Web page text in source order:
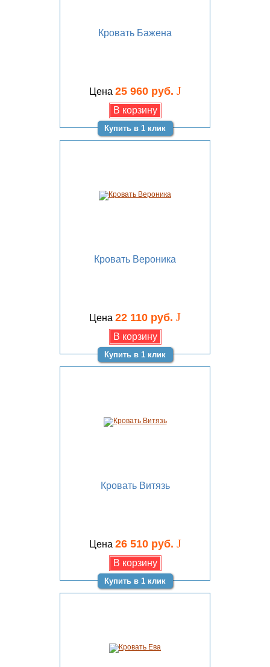
Кровать Бажена
Цена 25 960 руб. J
Купить в 1 клик
Кровать Вероника
Цена 22 110 руб. J
Купить в 1 клик
Кровать Витязь
Цена 26 510 руб. J
Купить в 1 клик